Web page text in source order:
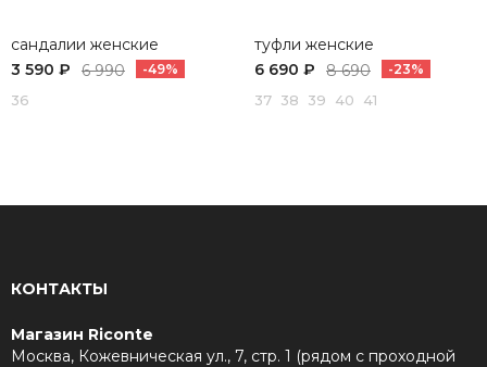
сандалии женские
3 590 ₽
6 990 -49%
36
туфли женские
6 690 ₽
8 690 -23%
37 38 39 40 41
КОНТАКТЫ
Магазин Riconte
Москва, Кожевническая ул., 7, стр. 1 (рядом с проходной